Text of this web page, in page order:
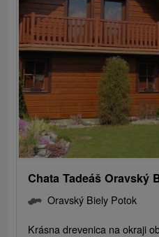
Chata Tadeáš Oravský
Oravský Biely Potok
Krásna drevenica na okraji